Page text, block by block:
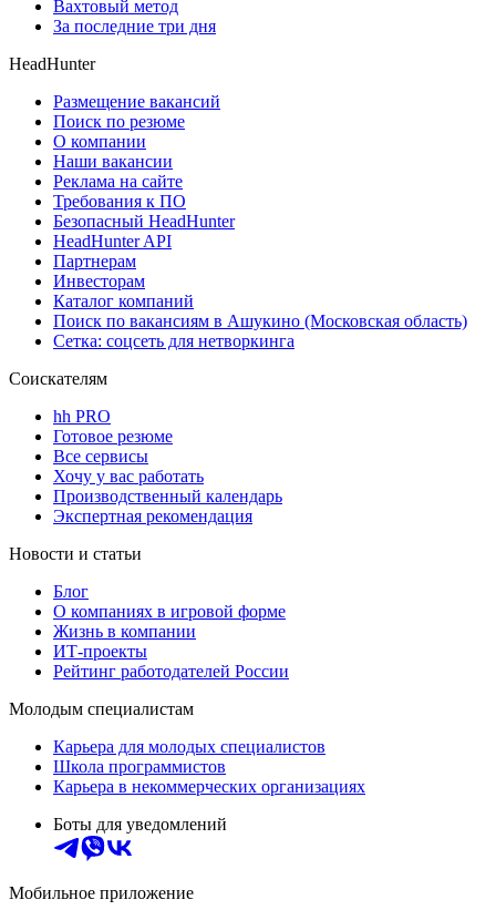
Вахтовый метод
За последние три дня
HeadHunter
Размещение вакансий
Поиск по резюме
О компании
Наши вакансии
Реклама на сайте
Требования к ПО
Безопасный HeadHunter
HeadHunter API
Партнерам
Инвесторам
Каталог компаний
Поиск по вакансиям в Ашукино (Московская область)
Сетка: соцсеть для нетворкинга
Соискателям
hh PRO
Готовое резюме
Все сервисы
Хочу у вас работать
Производственный календарь
Экспертная рекомендация
Новости и статьи
Блог
О компаниях в игровой форме
Жизнь в компании
ИТ-проекты
Рейтинг работодателей России
Молодым специалистам
Карьера для молодых специалистов
Школа программистов
Карьера в некоммерческих организациях
Боты для уведомлений
Мобильное приложение